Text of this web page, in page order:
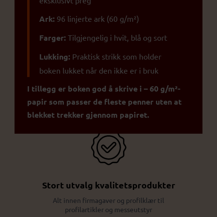
Ark: 96 linjerte ark (60 g/m²)
Farger: Tilgjengelig i hvit, blå og sort
Lukking: Praktisk strikk som holder
boken lukket når den ikke er i bruk
I tillegg er boken god å skrive i – 60 g/m²-
papir som passer de fleste penner uten at
blekket trekker gjennom papiret.
Egen produksjonsavdeling
Lokal produksjon sikrer høy kvalitet og raskere
levering
Stort utvalg kvalitetsprodukter
Alt innen firmagaver og profilklær til
profilartikler og messeutstyr